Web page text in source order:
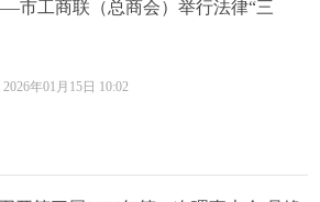
市工商联（总商会）举行法律“三
2026年01月15日 10:02